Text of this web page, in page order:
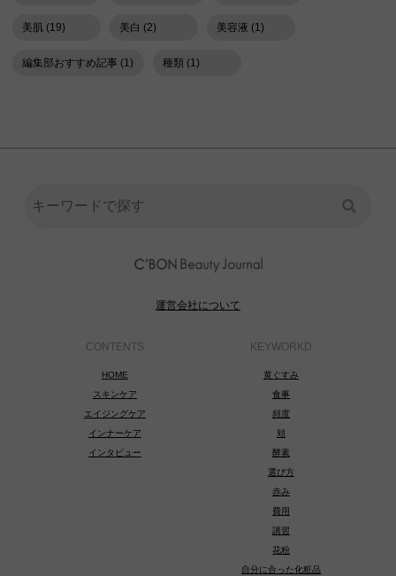
美肌 (19) 美白 (2) 美容液 (1)
編集部おすすめ記事 (1) 種類 (1)
運営会社について
CONTENTS
HOME
スキンケア
エイジングケア
インナーケア
インタビュー
KEYWORKD
黄ぐすみ
食事
頻度
頬
酵素
選び方
赤み
費用
講習
花粉
自分に合った化粧品